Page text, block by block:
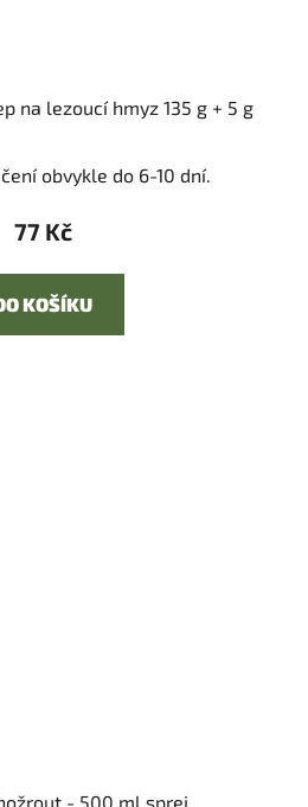
na lezoucí hmyz 135 g + 5 g
obvykle do 6-10 dní.
77 Kč
KOŠÍKU
- 500 ml sprej